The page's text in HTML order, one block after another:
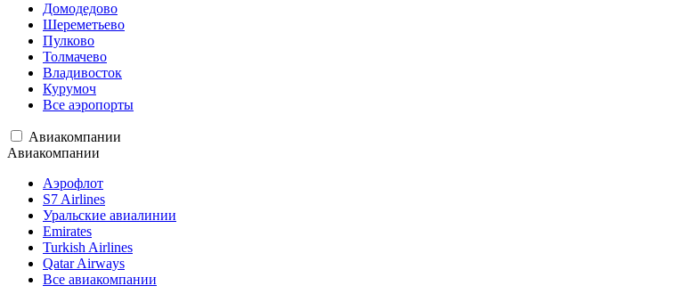
Домодедово
Шереметьево
Пулково
Толмачево
Владивосток
Курумоч
Все аэропорты
Авиакомпании
Авиакомпании
Аэрофлот
S7 Airlines
Уральские авиалинии
Emirates
Turkish Airlines
Qatar Airways
Все авиакомпании